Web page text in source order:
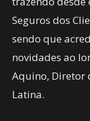
Seguros dos
sendo que
novidades ao
Aquino, Diretor
Latina.